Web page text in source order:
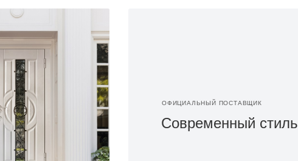
ОФИЦИАЛЬНЫЙ ПОСТАВЩИК
Современный стиль